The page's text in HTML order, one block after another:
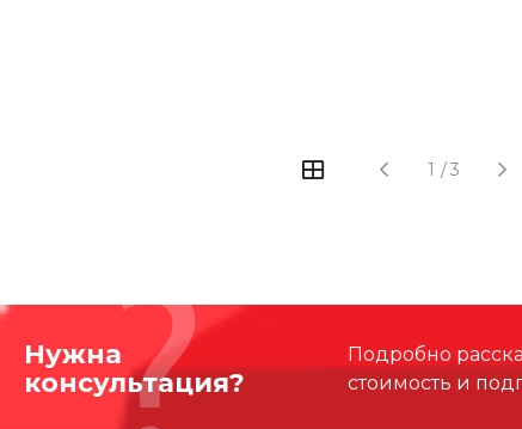
1 /3
Нужна
консультация?
Подробно
стоимость и